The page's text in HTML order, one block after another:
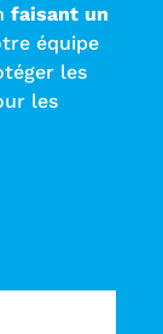
faisant un
équipe
les
les